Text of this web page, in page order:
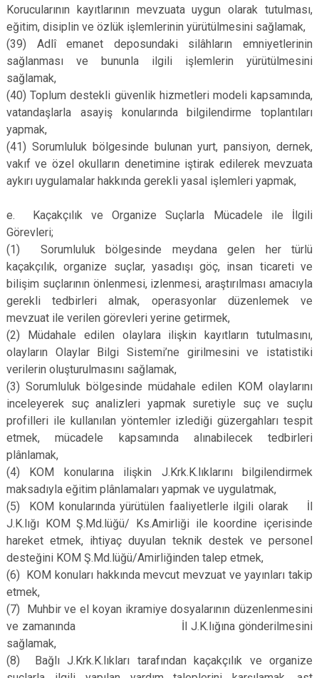
Korucularının kayıtlarının mevzuata uygun olarak tutulması,
eğitim, disiplin ve özlük işlemlerinin yürütülmesini sağlamak,
(39)
Adlî emanet deposundaki silâhların emniyetlerinin
sağlanması ve bununla ilgili işlemlerin yürütülmesini
sağlamak,
(40) Toplum destekli güvenlik hizmetleri modeli kapsamında,
vatandaşlarla asayiş konularında bilgilendirme toplantıları
yapmak,
(41) Sorumluluk bölgesinde bulunan yurt, pansiyon, dernek,
vakıf ve özel okulların denetimine iştirak edilerek mevzuata
aykırı uygulamalar hakkında gerekli yasal işlemleri yapmak,
e.
Kaçakçılık ve Organize Suçlarla Mücadele ile İlgili
Görevleri;
(1)
Sorumluluk bölgesinde meydana gelen her türlü
kaçakçılık, organize suçlar, yasadışı göç, insan ticareti ve
bilişim suçlarının önlenmesi, izlenmesi, araştırılması amacıyla
gerekli tedbirleri almak, operasyonlar düzenlemek ve
mevzuat ile verilen görevleri yerine getirmek,
(2)
Müdahale edilen olaylara ilişkin kayıtların tutulmasını,
olayların Olaylar Bilgi Sistemi’ne girilmesini ve istatistiki
verilerin oluşturulmasını sağlamak,
(3) Sorumluluk bölgesinde müdahale edilen KOM olaylarını
inceleyerek suç analizleri yapmak suretiyle suç ve suçlu
profilleri ile kullanılan yöntemler izlediği güzergahları tespit
etmek, mücadele kapsamında alınabilecek tedbirleri
plânlamak,
(4)
KOM konularına ilişkin J.Krk.K.lıklarını bilgilendirmek
maksadıyla eğitim plânlamaları yapmak ve uygulatmak,
(5)
KOM konularında yürütülen faaliyetlerle ilgili olarak İl
J.K.lığı KOM Ş.Md.lüğü/ Ks.Amirliği ile koordine içerisinde
hareket etmek, ihtiyaç duyulan teknik destek ve personel
desteğini KOM Ş.Md.lüğü/Amirliğinden talep etmek,
(6) KOM konuları hakkında mevcut mevzuat ve yayınları takip
etmek,
(7)
Muhbir ve el koyan ikramiye dosyalarının düzenlenmesini
ve zamanında İl J.K.lığına gönderilmesini
sağlamak,
(8)
Bağlı J.Krk.K.lıkları tarafından kaçakçılık ve organize